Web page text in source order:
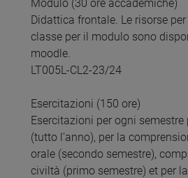
Modulo (30 ore accademiche)
Didattica frontale. Le risorse
classe per il modulo sono
moodle.
LT005L-CL2-23/24
Esercitazioni (150 ore)
Esercitazioni per ogni
(tutto l’anno), per la
orale (secondo semestre),
civiltà (primo semestre) et per